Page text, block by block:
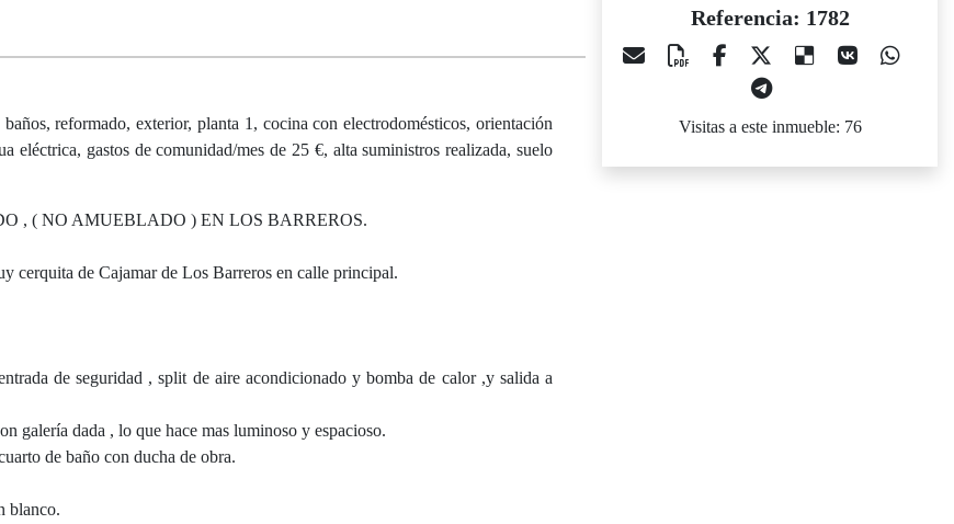
reformado, exterior, planta 1, cocina con electrodomésticos, orientación
gastos de comunidad/mes de 25 €, alta suministros realizada, suelo
, ( NO AMUEBLADO ) EN LOS BARREROS.
cerquita de Cajamar de Los Barreros en calle principal.
de seguridad , split de aire acondicionado y bomba de calor ,y salida a
galería dada , lo que hace mas luminoso y espacioso.
de baño con ducha de obra.
blanco.
Referencia: 1782
Visitas a este inmueble: 76